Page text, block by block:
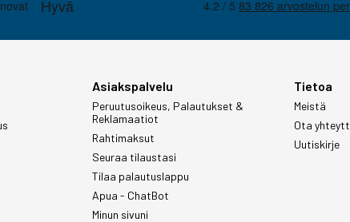
Asiakspalvelu
Peruutusoikeus, Palautukset &
Reklamaatiot
Rahtimaksut
Seuraa tilaustasi
Tilaa palautuslappu
Apua - ChatBot
Minun sivuni
Tietoa
Meistä
Ota
Uutiskirje